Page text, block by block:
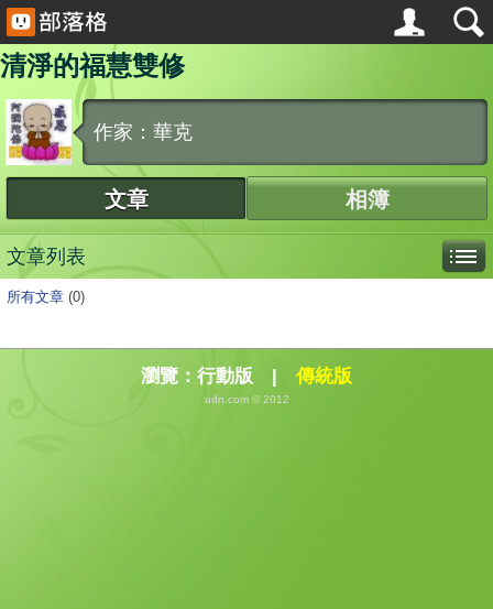
清淨的福慧雙修
作家：華克
文章 相簿
文章列表
所有文章 (0)
瀏覽： 行動版 | 傳統版
udn.com © 2012